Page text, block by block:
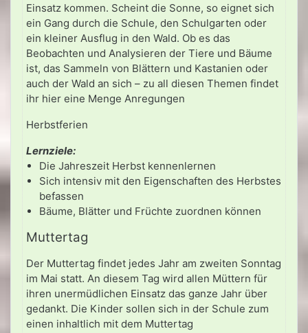
Einsatz kommen. Scheint die Sonne, so eignet sich
ein Gang durch die Schule, den Schulgarten oder
ein kleiner Ausflug in den Wald. Ob es das
Beobachten und Analysieren der Tiere und Bäume
ist, das Sammeln von Blättern und Kastanien oder
auch der Wald an sich – zu all diesen Themen findet
ihr hier eine Menge Anregungen
Herbstferien
Lernziele:
Die Jahreszeit Herbst kennenlernen
Sich intensiv mit den Eigenschaften des Herbstes
befassen
Bäume, Blätter und Früchte zuordnen können
Muttertag
Der Muttertag findet jedes Jahr am zweiten Sonntag
im Mai statt. An diesem Tag wird allen Müttern für
ihren unermüdlichen Einsatz das ganze Jahr über
gedankt. Die Kinder sollen sich in der Schule zum
einen inhaltlich mit dem Muttertag